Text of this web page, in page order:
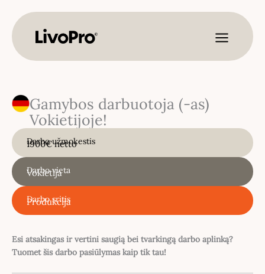
turinio
Gamybos darbuotoja (-as)
Vokietijoje!
Darbo užmokestis
1900€ netto
Darbo vieta
Vokietija
Darbo sritis
Produkcija
Esi atsakingas ir vertini saugią bei tvarkingą darbo aplinką?
Tuomet šis darbo pasiūlymas kaip tik tau!